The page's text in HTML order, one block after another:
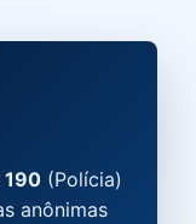
190 (Polícia)
anônimas